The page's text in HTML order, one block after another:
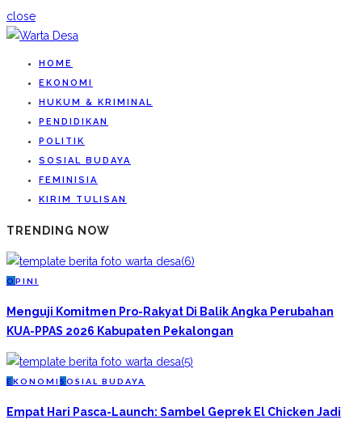
close
HOME
EKONOMI
HUKUM & KRIMINAL
PENDIDIKAN
POLITIK
SOSIAL BUDAYA
FEMINISIA
KIRIM TULISAN
TRENDING NOW
O PINI
Menguji Komitmen Pro-Rakyat Di Balik Angka Perubahan
KUA-PPAS 2026 Kabupaten Pekalongan
EKONOMI S OSIAL BUDAYA
Empat Hari Pasca-Launch: Sambel Geprek El Chicken Jadi